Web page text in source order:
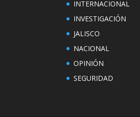
INTERNACIONAL
INVESTIGACIÓN
JALISCO
NACIONAL
OPINIÓN
SEGURIDAD